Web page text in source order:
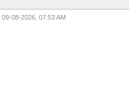
09-08-2026, 07:53 AM